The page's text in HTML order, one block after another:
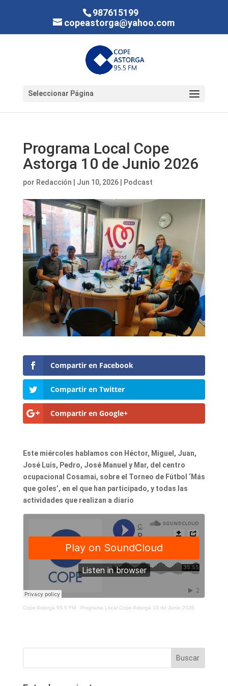
987615199
copeastorga@yahoo.com
Seleccionar Página
Programa Local Cope
Astorga 10 de Junio 2026
por Redacción Jun 10, 2026| Podcast
Compartir en Facebook
Compartir en Twitter
Compartir en Google+
Este miércoles hablamos con Héctor, Miguel, Juan,
José Luis, Pedro, José Manuel y Mar, del centro
ocupacional Cosamai, sobre el Torneo de Fútbol ‘Más
que goles’, en el que han participado, y todas las
actividades que realizan a diario
Cope Astorga 95.5 FM· Programa Local Cope Astorga 10 de Junio 2026